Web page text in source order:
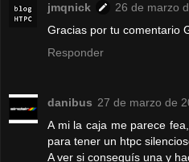
jmqnick
26 de marzo
Gracias por tu comentario
Responder
danibus 27 de marzo de
A mi la caja me parece
para tener un htpc
A ver si conseguís una y